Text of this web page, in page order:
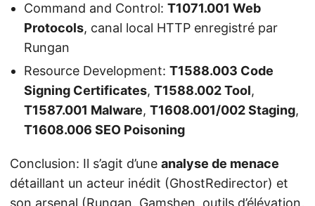
Command and Control: T1071.001 Web
Protocols, canal local HTTP enregistré par
Rungan
Resource Development: T1588.003 Code
Signing Certificates, T1588.002 Tool,
T1587.001 Malware, T1608.001/002 Staging,
T1608.006 SEO Poisoning
Conclusion: Il s’agit d’une analyse de menace
détaillant un acteur inédit (GhostRedirector) et